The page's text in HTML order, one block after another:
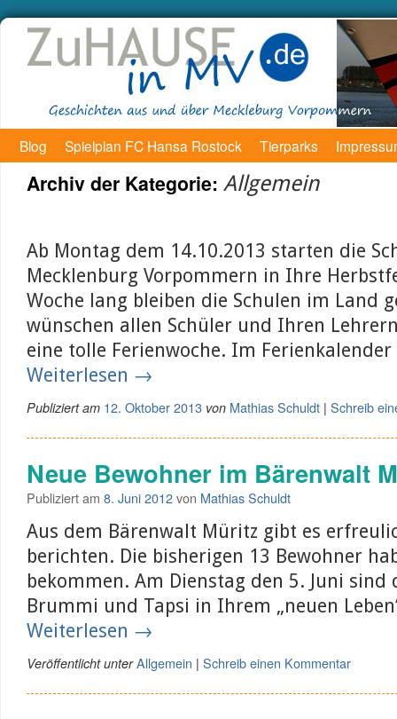
Blog Spielplan FC Hansa Rostock Tierparks
Archiv der Kategorie: Allgemein
Ab Montag dem 14.10.2013 starten die
Mecklenburg Vorpommern in Ihre
Woche lang bleiben die Schulen im Land
wünschen allen Schüler und Ihren
eine tolle Ferienwoche. Im
Weiterlesen →
Publiziert am 12. Oktober 2013 von Mathias Schuldt | Schreib
Neue Bewohner im Bärenwalt
Publiziert am 8. Juni 2012von Mathias Schuldt
Aus dem Bärenwalt Müritz gibt es
berichten. Die bisherigen 13 Bewohner
bekommen. Am Dienstag den 5. Juni sind
Brummi und Tapsi in Ihrem „neuen
Weiterlesen →
Veröffentlicht unter Allgemein | Schreib einen Kommentar